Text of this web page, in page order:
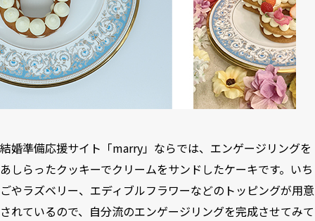
結婚準備応援サイト「marry」ならでは、エンゲージリングを
あしらったクッキーでクリームをサンドしたケーキです。いち
ごやラズベリー、エディブルフラワーなどのトッピングが用意
されているので、自分流のエンゲージリングを完成させてみて